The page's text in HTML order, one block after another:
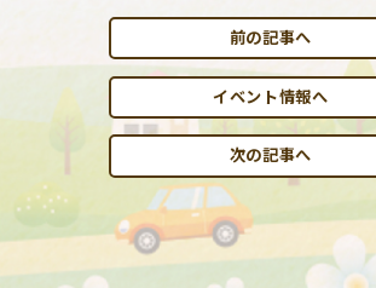
前の記事へ
イベント情報へ
次の記事へ